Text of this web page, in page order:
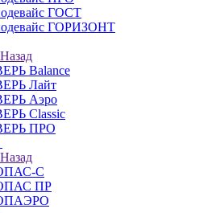
ГОСТ
ГОРИЗОНТ
Назад
Balance
Лайт
Аэро
Classic
ПРО
Назад
С
ПР